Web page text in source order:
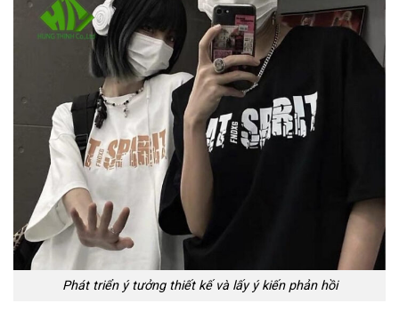
Phát triển ý tưởng thiết kế và lấy ý kiến phản hồi